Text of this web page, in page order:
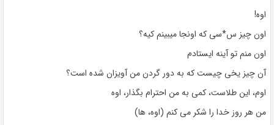
اوه!
اون چیز س*سی که اونجا میبینم کیه؟
اون منم تو آینه ایستادم
آن چیز یخی چیست که به دور گردن من آویزان شده است؟
اوم، این طلاست، کمی به من احترام بگذار، اوه
من هر روز خدا را شکر می کنم (اوه، ها)